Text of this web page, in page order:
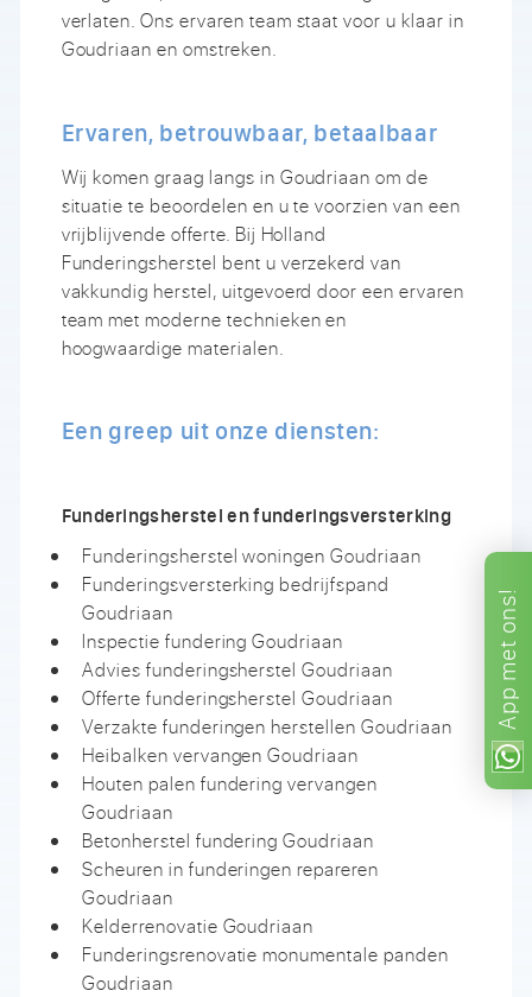
App
met
ons!
verlaten. Ons ervaren team staat voor u klaar in
Goudriaan en omstreken.
Ervaren, betrouwbaar, betaalbaar
Wij komen graag langs in Goudriaan om de
situatie te beoordelen en u te voorzien van een
vrijblijvende offerte. Bij Holland
Funderingsherstel bent u verzekerd van
vakkundig herstel, uitgevoerd door een ervaren
team met moderne technieken en
hoogwaardige materialen.
Een greep uit onze diensten:
Funderingsherstel en funderingsversterking
Funderingsherstel woningen Goudriaan
Funderingsversterking bedrijfspand
Goudriaan
Inspectie fundering Goudriaan
Advies funderingsherstel Goudriaan
Offerte funderingsherstel Goudriaan
Verzakte funderingen herstellen Goudriaan
Heibalken vervangen Goudriaan
Houten palen fundering vervangen
Goudriaan
Betonherstel fundering Goudriaan
Scheuren in funderingen repareren
Goudriaan
Kelderrenovatie Goudriaan
Funderingsrenovatie monumentale panden
Goudriaan